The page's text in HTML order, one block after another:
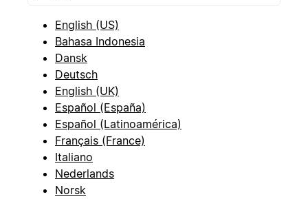
English (US)
Bahasa Indonesia
Dansk
Deutsch
English (UK)
Español (España)
Español (Latinoamérica)
Français (France)
Italiano
Nederlands
Norsk